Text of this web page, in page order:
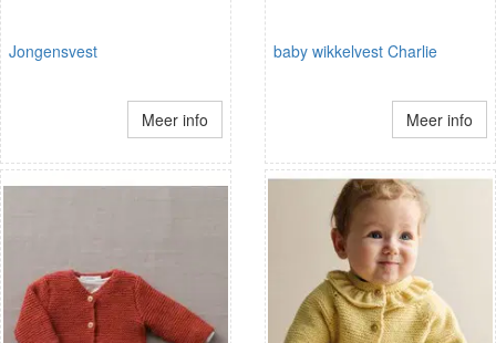
Jongensvest
Meer info
baby wikkelvest Charlie
Meer info